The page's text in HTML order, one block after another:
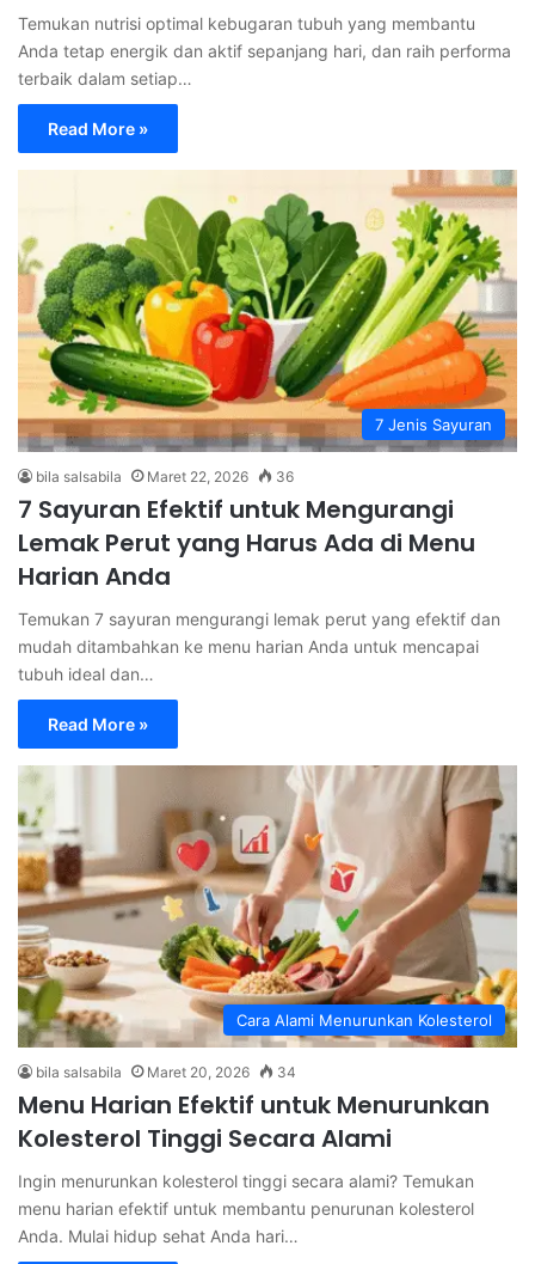
Temukan nutrisi optimal kebugaran tubuh yang membantu
Anda tetap energik dan aktif sepanjang hari, dan raih performa
terbaik dalam setiap…
Read More »
7 Jenis Sayuran
bila salsabila Maret 22, 2026 36
7 Sayuran Efektif untuk Mengurangi
Lemak Perut yang Harus Ada di Menu
Harian Anda
Temukan 7 sayuran mengurangi lemak perut yang efektif dan
mudah ditambahkan ke menu harian Anda untuk mencapai
tubuh ideal dan…
Read More »
Cara Alami Menurunkan Kolesterol
bila salsabila Maret 20, 2026 34
Menu Harian Efektif untuk Menurunkan
Kolesterol Tinggi Secara Alami
Ingin menurunkan kolesterol tinggi secara alami? Temukan
menu harian efektif untuk membantu penurunan kolesterol
Anda. Mulai hidup sehat Anda hari…